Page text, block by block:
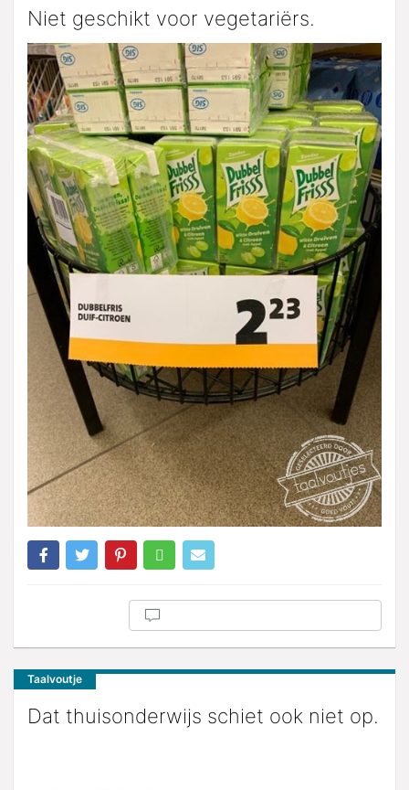
Niet geschikt voor vegetariërs.
Taalvoutje
Dat thuisonderwijs schiet ook niet op.